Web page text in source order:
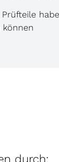
Prüfteile
durch: